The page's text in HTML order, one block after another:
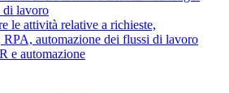
di lavoro
le attività relative a richieste,
RPA, automazione dei flussi di lavoro
e automazione